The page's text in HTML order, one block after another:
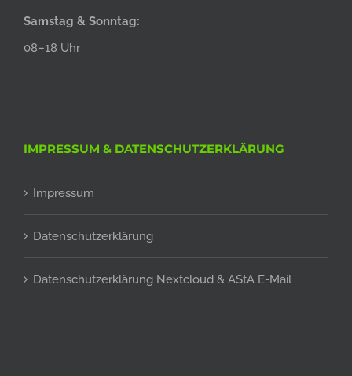
Samstag & Sonntag:
08–18 Uhr
IMPRESSUM & DATENSCHUTZERKLÄRUNG
Impressum
Datenschutzerklärung
Datenschutzerklärung Nextcloud & AStA E-Mail